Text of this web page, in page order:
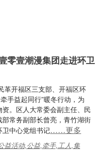
壹潮漫集团走进环卫
革开福区三支部、开福区环
手益起同行”暖冬行动，为
。区人大常委会副主任、民
常务副部长曾亮，青竹湖街
中心党组书记……更多
益活动,公益,牵手,工人,集